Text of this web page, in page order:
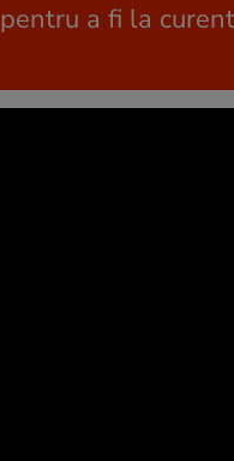
pentru a fi la